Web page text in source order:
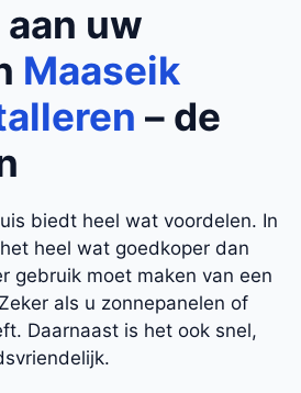
aan uw
Maaseik
– de
biedt heel wat voordelen. In
heel wat goedkoper dan
gebruik moet maken van een
als u zonnepanelen of
Daarnaast is het ook snel,